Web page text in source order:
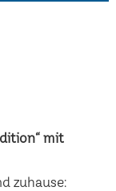
mit
zuhause: